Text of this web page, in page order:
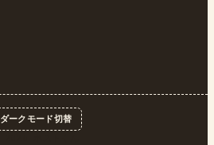
ダークモード切替